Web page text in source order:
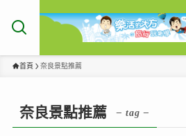
首頁 奈良景點推薦
奈良景點推薦 – tag –